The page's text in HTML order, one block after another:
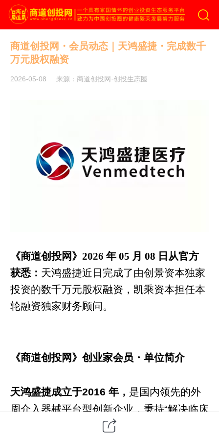
商道创投网
商道创投网・会员动态｜天鸿盛捷・完成数千
万元股权融资
2026-05-08 来源：商道创投网·创投生态圈
《商道创投网》2026 年 05 月 08 日从官方
获悉： 天鸿盛捷近日完成了由创景资本独家
投资的数千万元股权融资，凯乘资本担任本
轮融资独家财务顾问。
《商道创投网》创业家会员・单位简介
天鸿盛捷成立于2016 年， 是国内领先的外
周介入器械平台型创新企业，秉持“解决临床
痛点、坚守国产原创” 的研发理念。公司聚